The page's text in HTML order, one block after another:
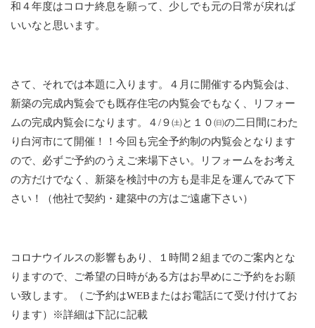
和４年度はコロナ終息を願って、少しでも元の日常が戻れば
いいなと思います。
さて、それでは本題に入ります。４月に開催する内覧会は、
新築の完成内覧会でも既存住宅の内覧会でもなく、リフォー
ムの完成内覧会になります。４/９㈯と１０㈰の二日間にわた
り白河市にて開催！！今回も完全予約制の内覧会となります
ので、必ずご予約のうえご来場下さい。リフォームをお考え
の方だけでなく、新築を検討中の方も是非足を運んでみて下
さい！（他社で契約・建築中の方はご遠慮下さい）
コロナウイルスの影響もあり、１時間２組までのご案内とな
りますので、ご希望の日時がある方はお早めにご予約をお願
い致します。（ご予約はWEBまたはお電話にて受け付けてお
ります）※詳細は下記に記載